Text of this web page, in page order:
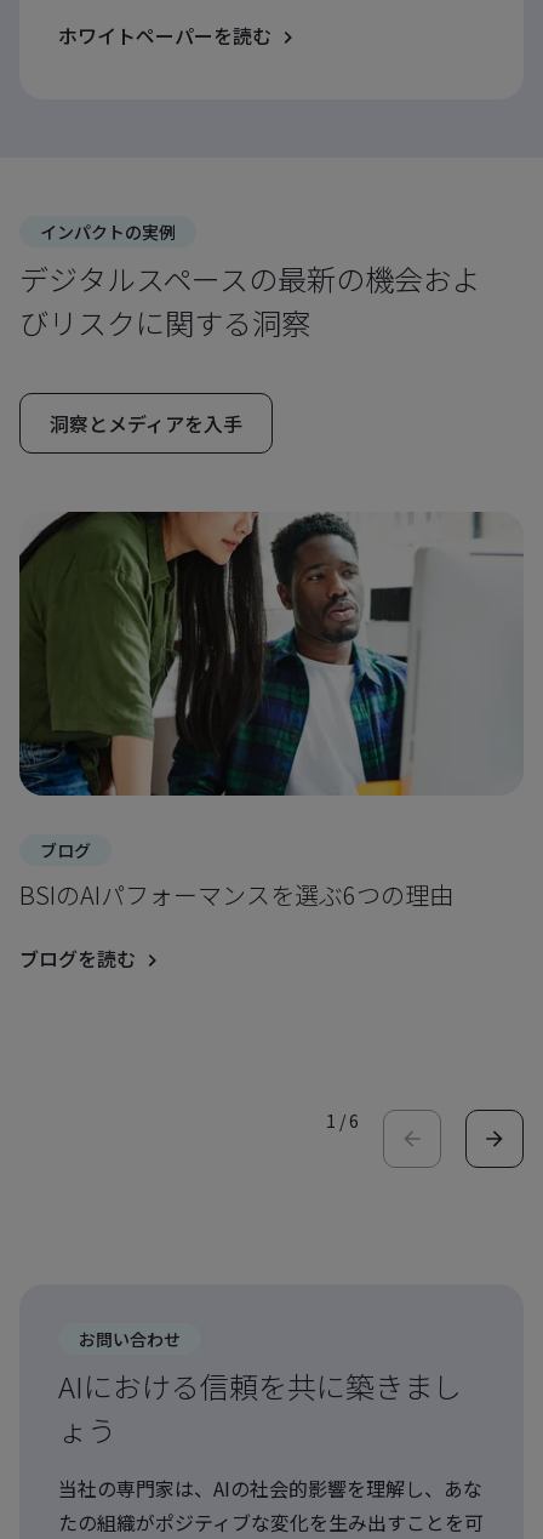
ホワイトペーパーを読む
インパクトの実例
デジタルスペースの最新の機会およ
びリスクに関する洞察
洞察とメディアを入手
ブログ
BSIのAIパフォーマンスを選ぶ6つの理由
ブログを読む
1 /6
お問い合わせ
AIにおける信頼を共に築きまし
ょう
当社の専門家は、AIの社会的影響を理解し、あな
たの組織がポジティブな変化を生み出すことを可